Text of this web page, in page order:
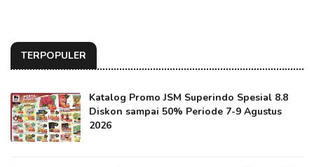
TERPOPULER
Katalog Promo JSM Superindo Spesial 8.8
Diskon sampai 50% Periode 7-9 Agustus
2026